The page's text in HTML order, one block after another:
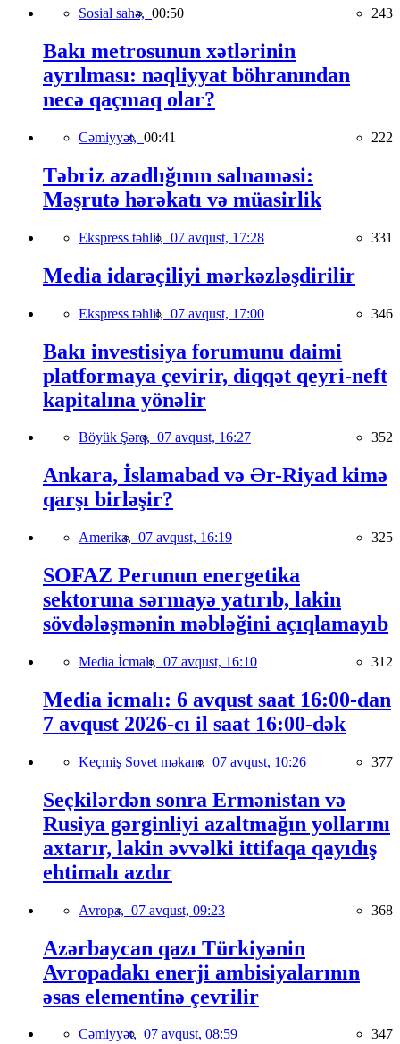
Sosial sahə, 00:50 243
Bakı metrosunun xətlərinin
ayrılması: nəqliyyat böhranından
necə qaçmaq olar?
Cəmiyyət, 00:41 222
Təbriz azadlığının salnaməsi:
Məşrutə hərəkatı və müasirlik
Ekspress təhlil, 07 avqust, 17:28 331
Media idarəçiliyi mərkəzləşdirilir
Ekspress təhlil, 07 avqust, 17:00 346
Bakı investisiya forumunu daimi
platformaya çevirir, diqqət qeyri-neft
kapitalına yönəlir
Böyük Şərq, 07 avqust, 16:27 352
Ankara, İslamabad və Ər-Riyad kimə
qarşı birləşir?
Amerika, 07 avqust, 16:19 325
SOFAZ Perunun energetika
sektoruna sərmayə yatırıb, lakin
sövdələşmənin məbləğini açıqlamayıb
Media İcmalı, 07 avqust, 16:10 312
Media icmalı: 6 avqust saat 16:00-dan
7 avqust 2026-cı il saat 16:00-dək
Keçmiş Sovet məkanı, 07 avqust, 10:26 377
Seçkilərdən sonra Ermənistan və
Rusiya gərginliyi azaltmağın yollarını
axtarır, lakin əvvəlki ittifaqa qayıdış
ehtimalı azdır
Avropa, 07 avqust, 09:23 368
Azərbaycan qazı Türkiyənin
Avropadakı enerji ambisiyalarının
əsas elementinə çevrilir
Cəmiyyət, 07 avqust, 08:59 347